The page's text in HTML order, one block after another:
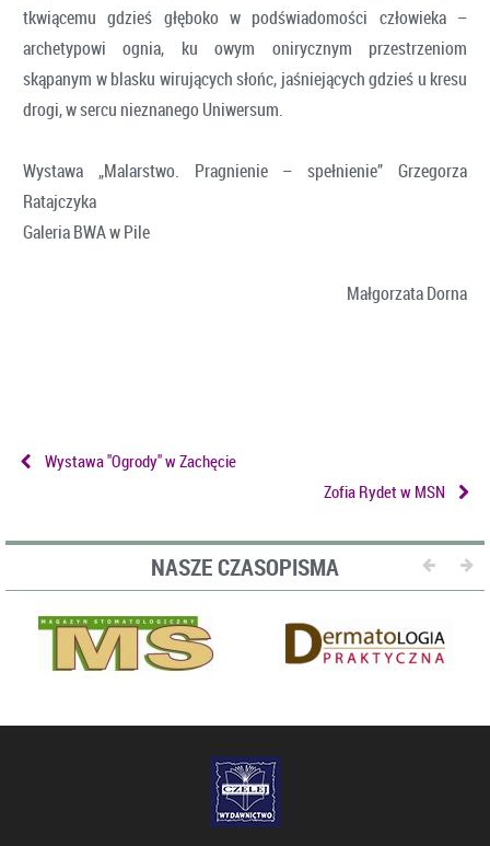
tkwiącemu gdzieś głęboko w podświadomości człowieka –
archetypowi ognia, ku owym onirycznym przestrzeniom
skąpanym w blasku wirujących słońc, jaśniejących gdzieś u kresu
drogi, w sercu nieznanego Uniwersum.
Wystawa „Malarstwo. Pragnienie – spełnienie” Grzegorza
Ratajczyka
Galeria BWA w Pile
Małgorzata Dorna
Wystawa "Ogrody" w Zachęcie
Zofia Rydet w MSN
NASZE CZASOPISMA